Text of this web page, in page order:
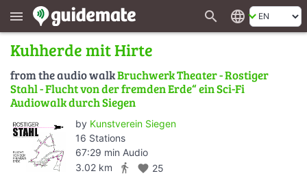
menu search language
Kuhherde mit Hirte
from the audio walkBruchwerk Theater - Rostiger
Stahl - Flucht von der fremden Erde“ ein Sci-Fi
Audiowalk durch Siegen
by Kunstverein Siegen
16 Stations
67:29 min Audio
3.02 km
directions_walk favorite 25